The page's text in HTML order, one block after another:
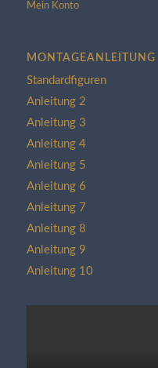
Mein Konto
MONTAGEANLEITUNG
Standardfiguren
Anleitung 2
Anleitung 3
Anleitung 4
Anleitung 5
Anleitung 6
Anleitung 7
Anleitung 8
Anleitung 9
Anleitung 10